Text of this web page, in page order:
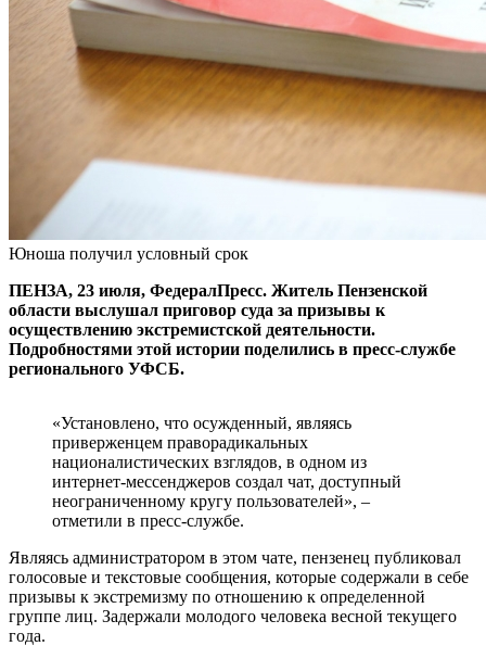
Юноша получил условный срок
ПЕНЗА, 23 июля, ФедералПресс. Житель Пензенской
области выслушал приговор суда за призывы к
осуществлению экстремистской деятельности.
Подробностями этой истории поделились в пресс-службе
регионального УФСБ.
«Установлено, что осужденный, являясь
приверженцем праворадикальных
националистических взглядов, в одном из
интернет-мессенджеров создал чат, доступный
неограниченному кругу пользователей», –
отметили в пресс-службе.
Являясь администратором в этом чате, пензенец публиковал
голосовые и текстовые сообщения, которые содержали в себе
призывы к экстремизму по отношению к определенной
группе лиц. Задержали молодого человека весной текущего
года.